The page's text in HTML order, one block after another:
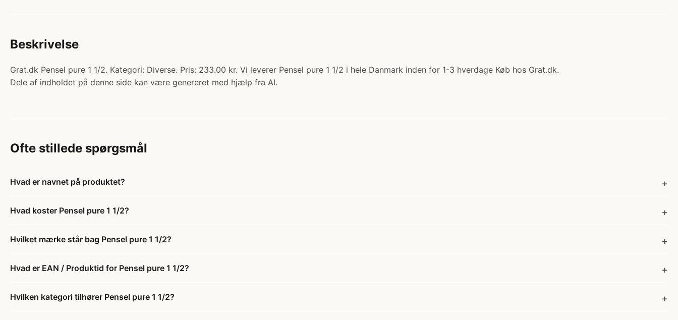
Beskrivelse
Grat.dk Pensel pure 1 1/2. Kategori: Diverse. Pris: 233.00 kr. Vi leverer Pensel pure 1 1/2 i hele Danmark inden for 1-3 hverdage Køb hos Grat.dk.
Dele af indholdet på denne side kan være genereret med hjælp fra AI.
Ofte stillede spørgsmål
Hvad er navnet på produktet?
Hvad koster Pensel pure 1 1/2?
Hvilket mærke står bag Pensel pure 1 1/2?
Hvad er EAN / Produktid for Pensel pure 1 1/2?
Hvilken kategori tilhører Pensel pure 1 1/2?